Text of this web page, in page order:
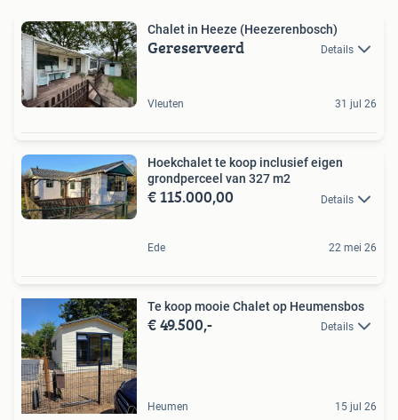
Chalet in Heeze (Heezerenbosch)
Gereserveerd Details
Vleuten 31 jul 26
Hoekchalet te koop inclusief eigen
grondperceel van 327 m2
€ 115.000,00 Details
Ede 22 mei 26
Te koop mooie Chalet op Heumensbos
€ 49.500,- Details
Heumen 15 jul 26